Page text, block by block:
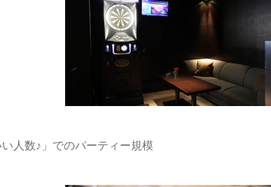
人数♪」でのパーティー規模